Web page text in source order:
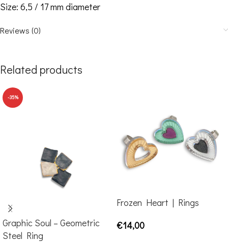
Size: 6,5 / 17 mm diameter
Reviews (0)
Related products
-35%
Graphic Soul – Geometric
Steel Ring
Frozen Heart | Rings
€14,00